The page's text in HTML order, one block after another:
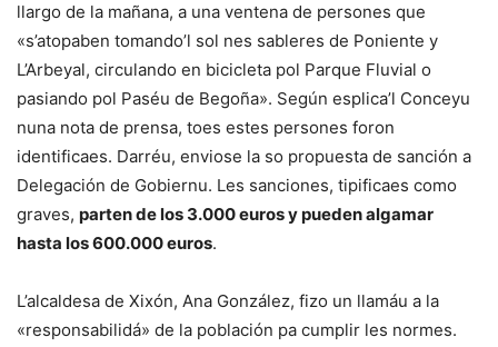
llargo de la mañana, a una ventena de persones que
«s’atopaben tomando’l sol nes sableres de Poniente y
L’Arbeyal, circulando en bicicleta pol Parque Fluvial o
pasiando pol Paséu de Begoña». Según esplica’l Conceyu
nuna nota de prensa, toes estes persones foron
identificaes. Darréu, enviose la so propuesta de sanción a
Delegación de Gobiernu. Les sanciones, tipificaes como
graves, parten de los 3.000 euros y pueden algamar
hasta los 600.000 euros.
L’alcaldesa de Xixón, Ana González, fizo un llamáu a la
«responsabilidá» de la población pa cumplir les normes.